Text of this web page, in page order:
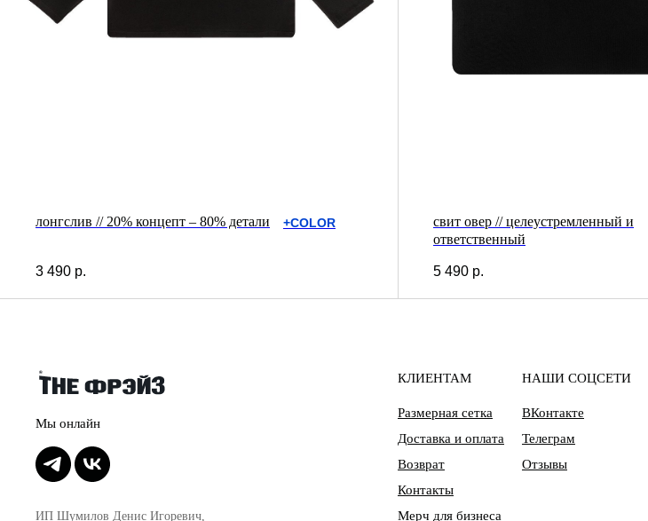
лонгслив // 20% концепт – 80% детали +COLOR
3 490 р.
свит овер // целеустремленный и
ответственный
5 490 р.
ИП Шумилов Денис Игоревич,
КЛИЕНТАМ
Размерная сетка
Доставка и оплата
Возврат
Контакты
Мерч для бизнеса
НАШИ СОЦСЕТИ
ВКонтакте
Телеграм
Отзывы